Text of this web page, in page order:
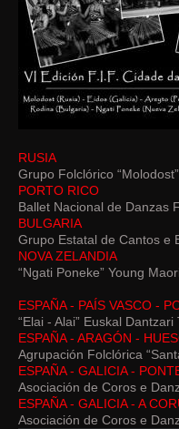
RUSIA
Grupo Folclórico “Molodost”
PORTO RICO
Ballet Nacional de Danzas
BULGARIA
Grupo Estatal de Cantos e
NOVA ZELANDIA
“Ngati Poneke” Young
ESPAÑA - PAÍS VASCO -
“Elai - Alai” Euskal Dantzari
ESPAÑA - ARAGÓN -
Agrupación Folclórica
ESPAÑA - GALICIA -
Asociación de Coros e
ESPAÑA - GALICIA - A
Asociación de Coros e